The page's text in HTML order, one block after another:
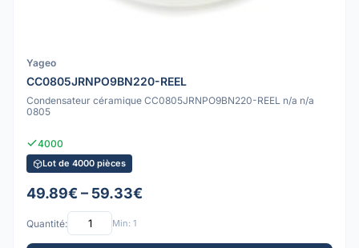
Yageo
CC0805JRNPO9BN220-REEL
Condensateur céramique CC0805JRNPO9BN220-REEL n/a n/a
0805
4000
Lot de 4000 pièces
49.89€ – 59.33€
Quantité: Min: 1